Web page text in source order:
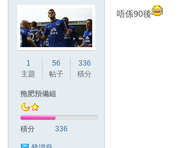
1
主題
56
帖子
336
積分
拖肥預備組
積分 336
唔係90後